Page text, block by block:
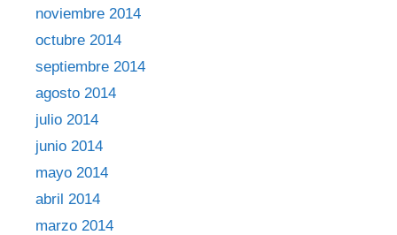
noviembre 2014
octubre 2014
septiembre 2014
agosto 2014
julio 2014
junio 2014
mayo 2014
abril 2014
marzo 2014